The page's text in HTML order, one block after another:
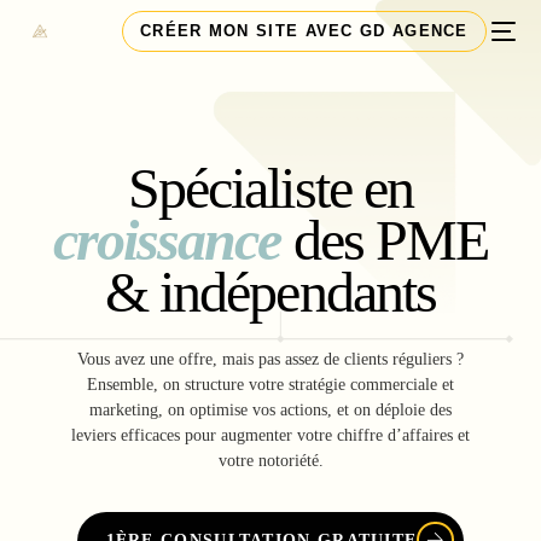
CRÉER MON SITE AVEC GD AGENCE
Spécialiste en
croissance des PME
& indépendants
Vous avez une offre, mais pas assez de clients réguliers ?
Ensemble, on structure votre stratégie commerciale et
marketing, on optimise vos actions, et on déploie des
leviers efficaces pour augmenter votre chiffre d’affaires et
votre notoriété.